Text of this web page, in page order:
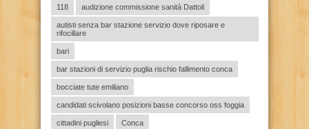
118 audizione commissione sanità Dattoli
autisti senza bar stazione servizio dove riposare e
rifocillare
bari
bar stazioni di servizio puglia rischio fallimento conca
bocciate tute emiliano
candidati scivolano posizioni basse concorso oss foggia
cittadini pugliesi Conca